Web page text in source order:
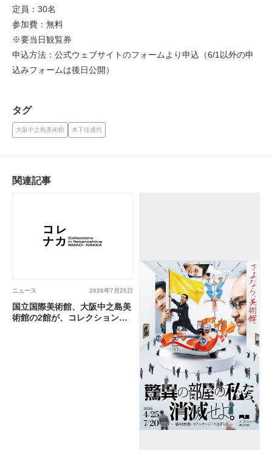
定員：30名
参加費：無料
※要当日観覧券
申込方法：公式ウェブサイトのフォームより申込（6/1以外の申
込みフォームは後日公開）
タグ
大阪中之島美術館 木下佳通代
関連記事
2026年7月25日
ニュース
国立国際美術館、大阪中之島美
術館の2館が、コレクションを